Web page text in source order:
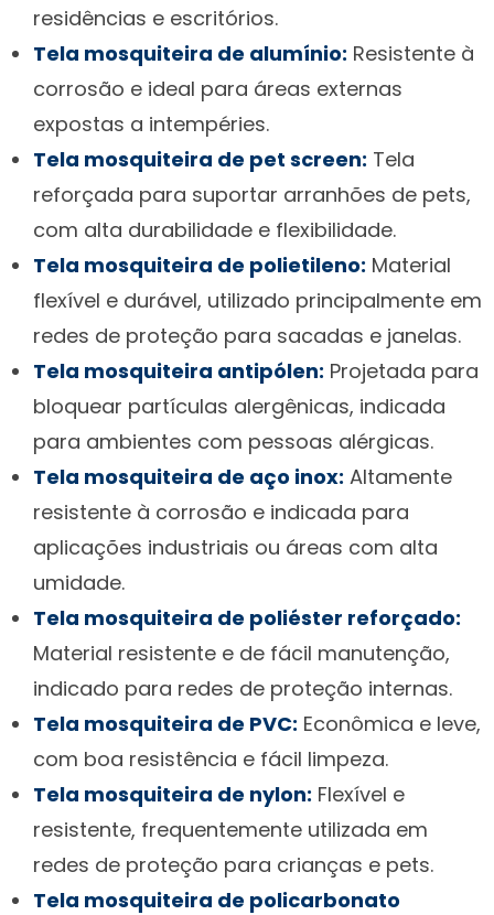
residências e escritórios.
Tela mosquiteira de alumínio: Resistente à
corrosão e ideal para áreas externas
expostas a intempéries.
Tela mosquiteira de pet screen: Tela
reforçada para suportar arranhões de pets,
com alta durabilidade e flexibilidade.
Tela mosquiteira de polietileno: Material
flexível e durável, utilizado principalmente em
redes de proteção para sacadas e janelas.
Tela mosquiteira antipólen: Projetada para
bloquear partículas alergênicas, indicada
para ambientes com pessoas alérgicas.
Tela mosquiteira de aço inox: Altamente
resistente à corrosão e indicada para
aplicações industriais ou áreas com alta
umidade.
Tela mosquiteira de poliéster reforçado:
Material resistente e de fácil manutenção,
indicado para redes de proteção internas.
Tela mosquiteira de PVC: Econômica e leve,
com boa resistência e fácil limpeza.
Tela mosquiteira de nylon: Flexível e
resistente, frequentemente utilizada em
redes de proteção para crianças e pets.
Tela mosquiteira de policarbonato